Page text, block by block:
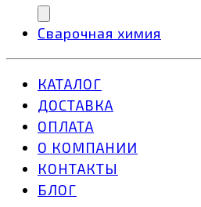
Сварочная химия
КАТАЛОГ
ДОСТАВКА
ОПЛАТА
О КОМПАНИИ
КОНТАКТЫ
БЛОГ